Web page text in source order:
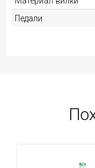
Педали